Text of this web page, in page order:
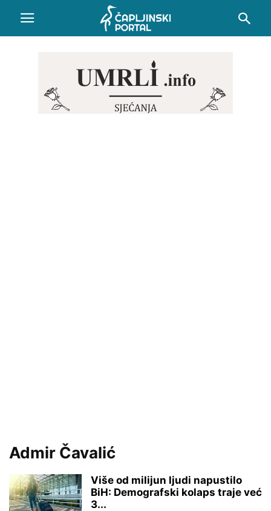
Admir Čavalić
Više od milijun ljudi napustilo
BiH: Demografski kolaps traje već
3...